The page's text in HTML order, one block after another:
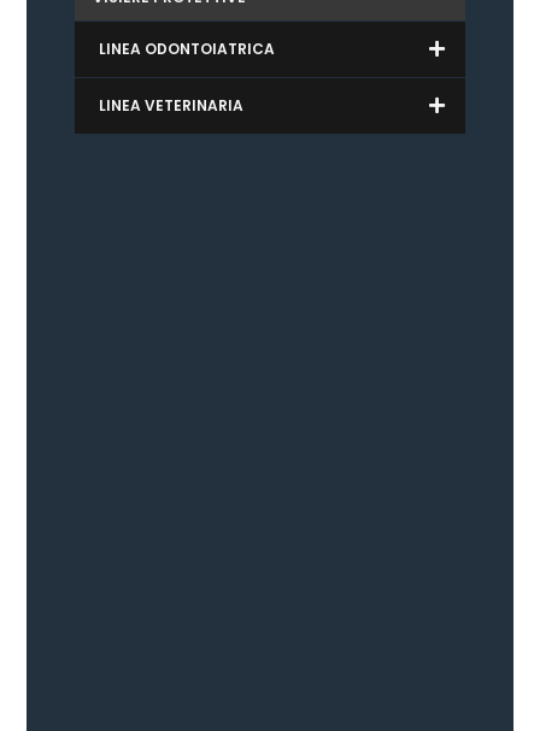
LINEA ODONTOIATRICA
LINEA VETERINARIA